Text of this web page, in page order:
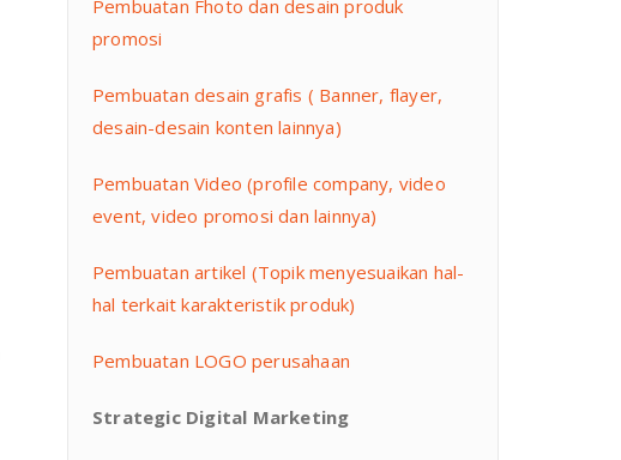
Pembuatan Fhoto dan desain produk
promosi
Pembuatan desain grafis ( Banner, flayer,
desain-desain konten lainnya)
Pembuatan Video (profile company, video
event, video promosi dan lainnya)
Pembuatan artikel (Topik menyesuaikan hal-
hal terkait karakteristik produk)
Pembuatan LOGO perusahaan
Strategic Digital Marketing